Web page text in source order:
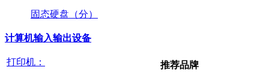
固态硬盘（分）
计算机输入输出设备
打印机： 推荐品牌